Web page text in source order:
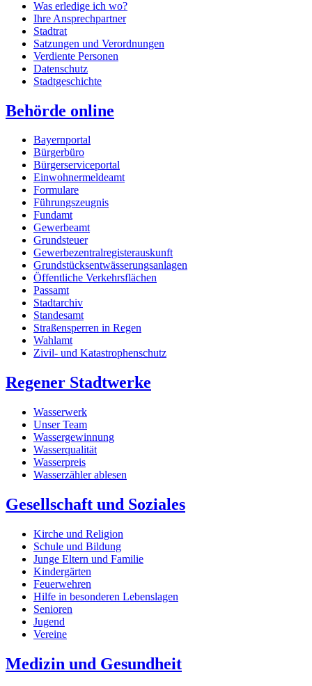
Was erledige ich wo?
Ihre Ansprechpartner
Stadtrat
Satzungen und Verordnungen
Verdiente Personen
Datenschutz
Stadtgeschichte
Behörde online
Bayernportal
Bürgerbüro
Bürgerserviceportal
Einwohnermeldeamt
Formulare
Führungszeugnis
Fundamt
Gewerbeamt
Grundsteuer
Gewerbezentralregisterauskunft
Grundstücksentwässerungsanlagen
Öffentliche Verkehrsflächen
Passamt
Stadtarchiv
Standesamt
Straßensperren in Regen
Wahlamt
Zivil- und Katastrophenschutz
Regener Stadtwerke
Wasserwerk
Unser Team
Wassergewinnung
Wasserqualität
Wasserpreis
Wasserzähler ablesen
Gesellschaft und Soziales
Kirche und Religion
Schule und Bildung
Junge Eltern und Familie
Kindergärten
Feuerwehren
Hilfe in besonderen Lebenslagen
Senioren
Jugend
Vereine
Medizin und Gesundheit